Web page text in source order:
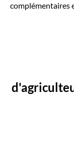
complémentaires